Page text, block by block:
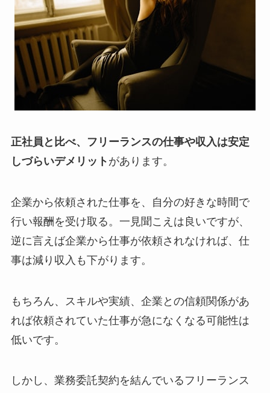
正社員と比べ、フリーランスの仕事や収入は安定
しづらいデメリット があります。
企業から依頼された仕事を、自分の好きな時間で
行い報酬を受け取る。一見聞こえは良いですが、
逆に言えば企業から仕事が依頼されなければ、仕
事は減り収入も下がります。
もちろん、スキルや実績、企業との信頼関係があ
れば依頼されていた仕事が急になくなる可能性は
低いです。
しかし、業務委託契約を結んでいるフリーランス